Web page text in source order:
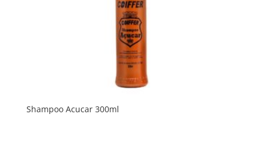
Shampoo Acucar 300ml